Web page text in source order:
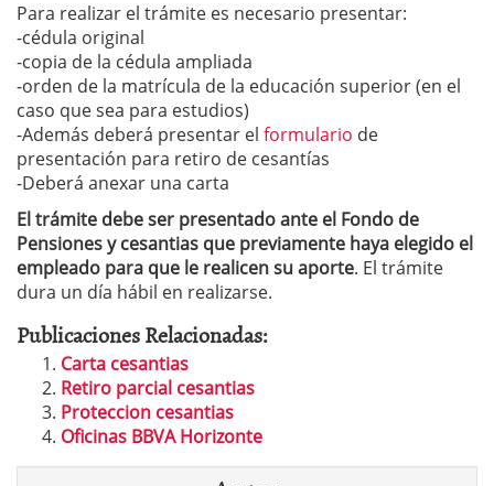
Para realizar el trámite es necesario presentar:
-cédula original
-copia de la cédula ampliada
-orden de la matrícula de la educación superior (en el
caso que sea para estudios)
-Además deberá presentar el formulario de
presentación para retiro de cesantías
-Deberá anexar una carta
El trámite debe ser presentado ante el Fondo de
Pensiones y cesantias que previamente haya elegido el
empleado para que le realicen su aporte. El trámite
dura un día hábil en realizarse.
Publicaciones Relacionadas:
Carta cesantias
Retiro parcial cesantias
Proteccion cesantias
Oficinas BBVA Horizonte